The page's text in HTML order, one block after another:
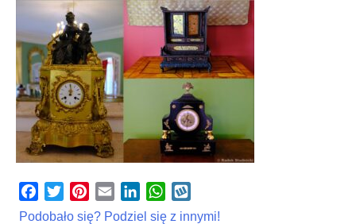
Facebook
TwitterPinterest
Email LinkedInWhatsApp
Podobało się? Podziel się z innymi!